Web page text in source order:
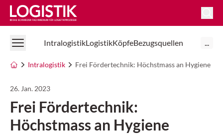
Logistik Online
IntralogistikLogistikKöpfeBezugsquellen ...
Intralogistik Frei Fördertechnik: Höchstmass an Hygiene
26. Jan. 2023
Frei Fördertechnik:
Höchstmass an Hygiene